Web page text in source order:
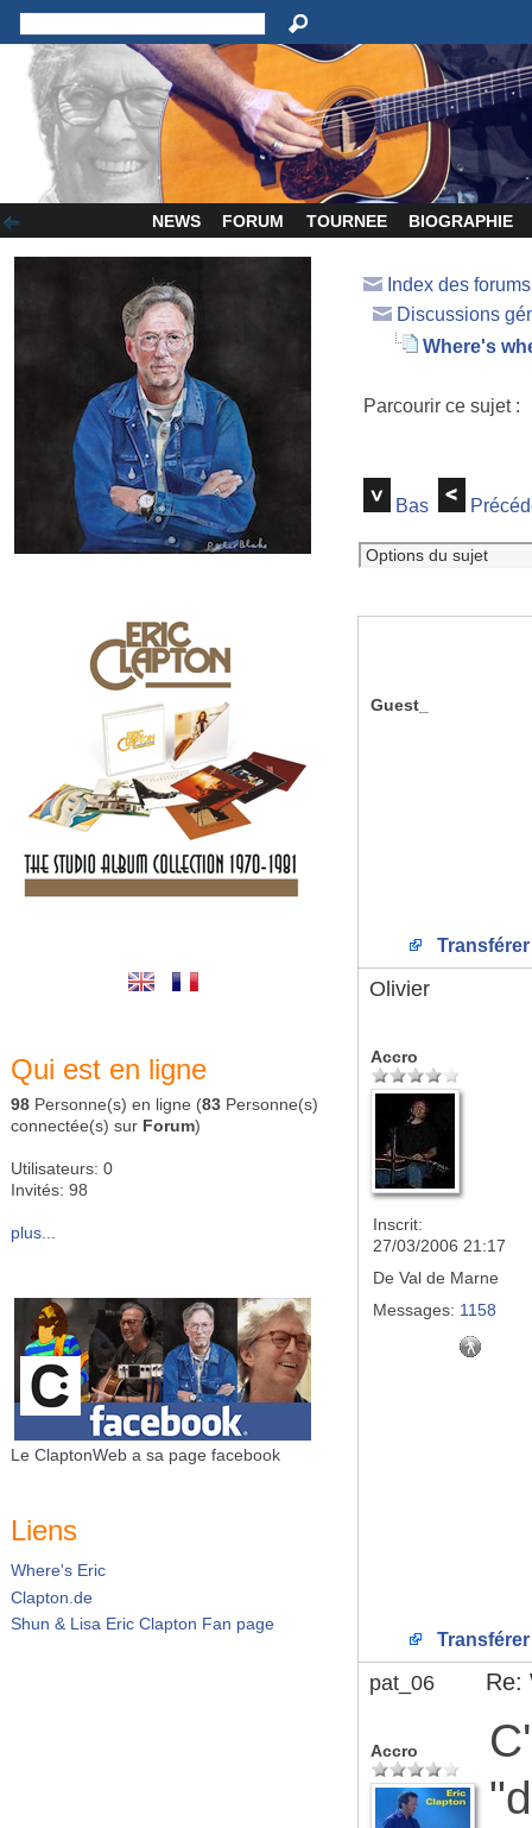
NEWS FORUM TOURNEE BIOGRAPHIE
Qui est en ligne
98 Personne(s) en ligne (83 Personne(s)
connectée(s) sur Forum)
Utilisateurs: 0
Invités: 98
plus...
Le ClaptonWeb a sa page facebook
Liens
Where's Eric
Clapton.de
Shun & Lisa Eric Clapton Fan page
Index des
Discussions
Where's
Parcourir ce sujet
Bas
Guest_
Transférer
Olivier
Accro
Inscrit:
27/03/2006 21:17
De Val de Marne
Messages: 1158
Transférer
pat_06 Re:
Accro